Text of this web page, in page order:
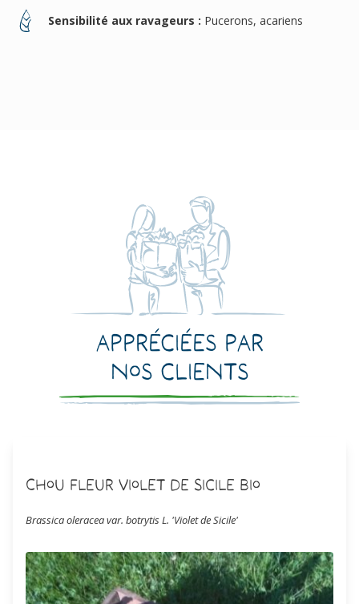
Sensibilité aux ravageurs : Pucerons, acariens
Appréciées par
nos clients
Chou Fleur Violet de Sicile Bio
Brassica oleracea var. botrytis L. 'Violet de Sicile'